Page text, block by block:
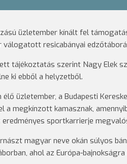
üzletember kínált fel
resicabányai
tájékoztatás szerint Nagy Elek
ki ebből a helyzetből.
üzletember, a Budapesti
a megkínzott kamasznak,
sportkarrierje
magyar neve okán súlyos
ahol az Európa-